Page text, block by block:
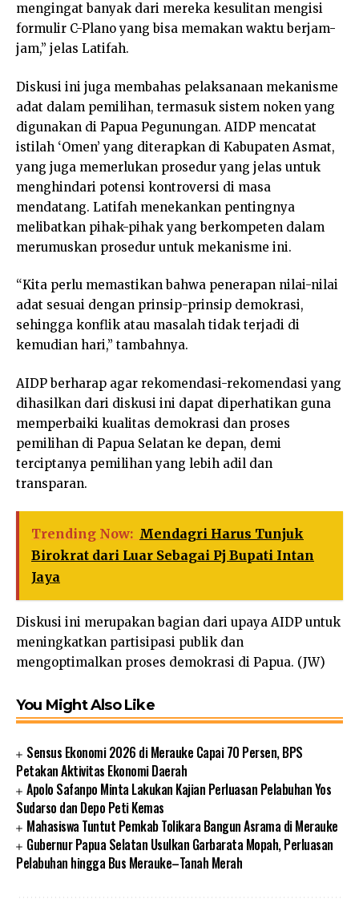
mengingat banyak dari mereka kesulitan mengisi
formulir C-Plano yang bisa memakan waktu berjam-
jam,” jelas Latifah.
Diskusi ini juga membahas pelaksanaan mekanisme
adat dalam pemilihan, termasuk sistem noken yang
digunakan di Papua Pegunungan. AIDP mencatat
istilah ‘Omen’ yang diterapkan di Kabupaten Asmat,
yang juga memerlukan prosedur yang jelas untuk
menghindari potensi kontroversi di masa
mendatang. Latifah menekankan pentingnya
melibatkan pihak-pihak yang berkompeten dalam
merumuskan prosedur untuk mekanisme ini.
“Kita perlu memastikan bahwa penerapan nilai-nilai
adat sesuai dengan prinsip-prinsip demokrasi,
sehingga konflik atau masalah tidak terjadi di
kemudian hari,” tambahnya.
AIDP berharap agar rekomendasi-rekomendasi yang
dihasilkan dari diskusi ini dapat diperhatikan guna
memperbaiki kualitas demokrasi dan proses
pemilihan di Papua Selatan ke depan, demi
terciptanya pemilihan yang lebih adil dan
transparan.
Trending Now: Mendagri Harus Tunjuk
Birokrat dari Luar Sebagai Pj Bupati Intan
Jaya
Diskusi ini merupakan bagian dari upaya AIDP untuk
meningkatkan partisipasi publik dan
mengoptimalkan proses demokrasi di Papua. (JW)
You Might Also Like
Sensus Ekonomi 2026 di Merauke Capai 70 Persen, BPS
Petakan Aktivitas Ekonomi Daerah
Apolo Safanpo Minta Lakukan Kajian Perluasan Pelabuhan Yos
Sudarso dan Depo Peti Kemas
Mahasiswa Tuntut Pemkab Tolikara Bangun Asrama di Merauke
Gubernur Papua Selatan Usulkan Garbarata Mopah, Perluasan
Pelabuhan hingga Bus Merauke–Tanah Merah